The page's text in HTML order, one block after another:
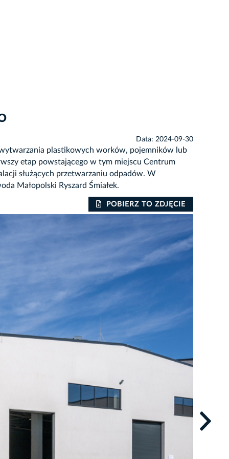
Data: 2024-09-30
plastikowych worków, pojemników lub
etap powstającego w tym miejscu Centrum
służących przetwarzaniu odpadów. W
Małopolski Ryszard Śmiałek.
POBIERZ TO ZDJĘCIE